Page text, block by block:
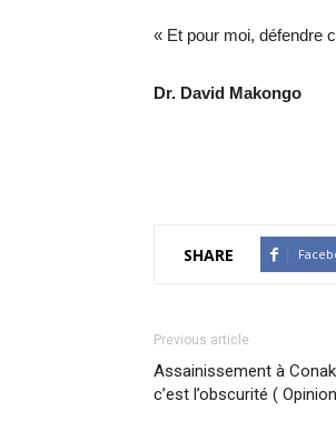
« Et pour moi, défendre
Dr. David Makongo
SHARE
Previous article
Assainissement à
c’est l’obscurité (